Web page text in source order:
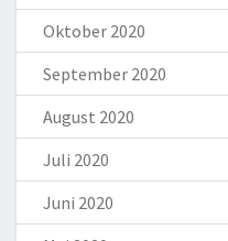
Oktober 2020
September 2020
August 2020
Juli 2020
Juni 2020